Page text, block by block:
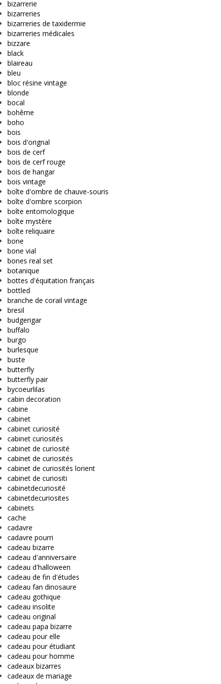
bizarrerie
bizarreries
bizarreries de taxidermie
bizarreries médicales
bizzare
black
blaireau
bleu
bloc résine vintage
blonde
bocal
bohême
boho
bois
bois d'orignal
bois de cerf
bois de cerf rouge
bois de hangar
bois vintage
boîte d'ombre de chauve-souris
boîte d'ombre scorpion
boîte entomologique
boîte mystère
boîte reliquaire
bone
bone vial
bones real set
botanique
bottes d'équitation français
bottled
branche de corail vintage
bresil
budgerigar
buffalo
burgo
burlesque
buste
butterfly
butterfly pair
bycoeurlilas
cabin decoration
cabine
cabinet
cabinet curiosité
cabinet curiosités
cabinet de curiosité
cabinet de curiosités
cabinet de curiosités lorient
cabinet de curiositi
cabinetdecuriosité
cabinetdecuriosites
cabinets
cache
cadavre
cadavre pourri
cadeau bizarre
cadeau d'anniversaire
cadeau d'halloween
cadeau de fin d'études
cadeau fan dinosaure
cadeau gothique
cadeau insolite
cadeau original
cadeau papa bizarre
cadeau pour elle
cadeau pour étudiant
cadeau pour homme
cadeaux bizarres
cadeaux de mariage